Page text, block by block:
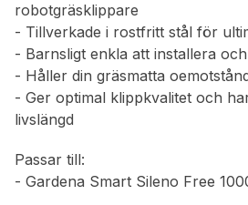
robotgräsklippare
- Tillverkade i rostfritt stål för
- Barnsligt enkla att installera
- Håller din gräsmatta
- Ger optimal klippkvalitet och
livslängd
Passar till:
- Gardena Smart Sileno Free